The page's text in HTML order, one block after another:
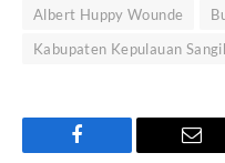
Albert Huppy Wounde
Kabupaten Kepulauan
Facebook